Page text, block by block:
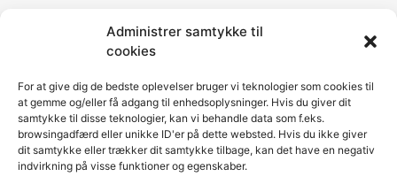
Administrer samtykke til
cookies
For at give dig de bedste oplevelser bruger vi teknologier som cookies til
at gemme og/eller få adgang til enhedsoplysninger. Hvis du giver dit
samtykke til disse teknologier, kan vi behandle data som f.eks.
browsingadfærd eller unikke ID'er på dette websted. Hvis du ikke giver
dit samtykke eller trækker dit samtykke tilbage, kan det have en negativ
indvirkning på visse funktioner og egenskaber.
udbygningsaftaler
Mariann Wie SvensontilSocialforvaltningen åbner COVID-
nødovernatning til hjemløse i Multihallen på Amager